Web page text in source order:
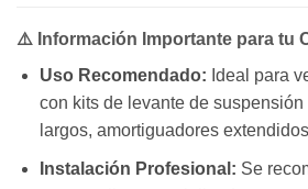
⚠️ Información Importante para tu
Uso Recomendado: Ideal para
con kits de levante de
largos, amortiguadores
Instalación Profesional: Se